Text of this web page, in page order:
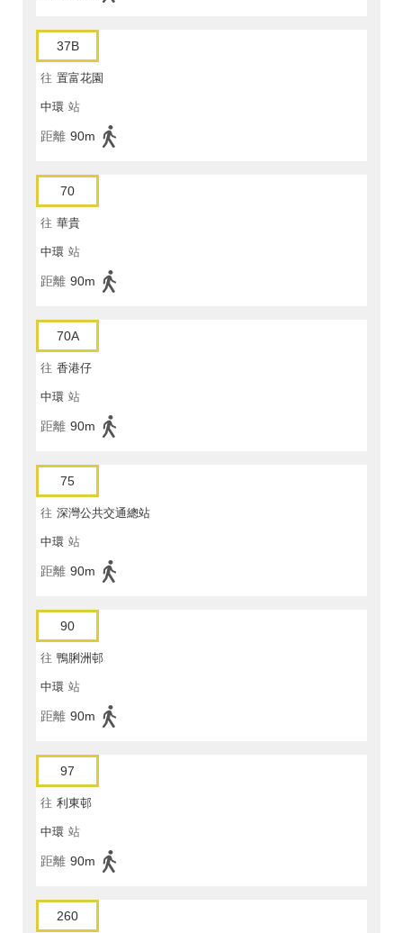
37B
往 置富花園
中環 站
距離 90m
70
往 華貴
中環 站
距離 90m
70A
往 香港仔
中環 站
距離 90m
75
往 深灣公共交通總站
中環 站
距離 90m
90
往 鴨脷洲邨
中環 站
距離 90m
97
往 利東邨
中環 站
距離 90m
260